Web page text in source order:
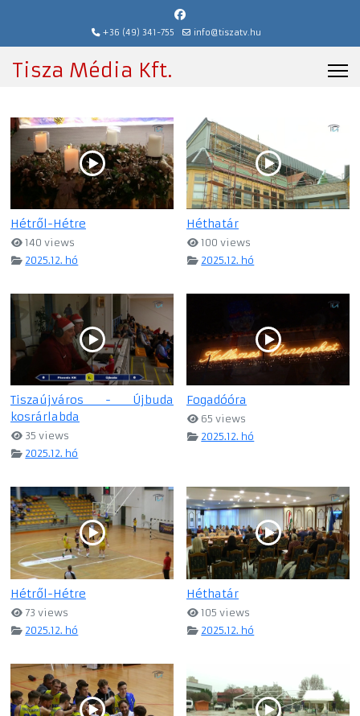
+36 (49) 341-755 info@tiszatv.hu
Tisza Média Kft.
Hétről-Hétre
140 views
2025.12. hó
Héthatár
100 views
2025.12. hó
Tiszaújváros - Újbuda
kosrárlabda
35 views
2025.12. hó
Fogadóóra
65 views
2025.12. hó
Hétről-Hétre
73 views
2025.12. hó
Héthatár
105 views
2025.12. hó